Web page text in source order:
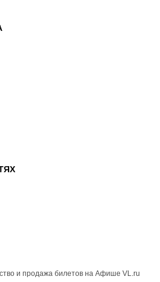
и продажа билетов на Афише VL.ru